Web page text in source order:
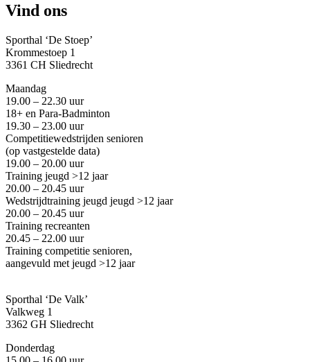
Vind ons
Sporthal ‘De Stoep’
Krommestoep 1
3361 CH Sliedrecht
Maandag
19.00 – 22.30 uur
18+ en Para-Badminton
19.30 – 23.00 uur
Competitiewedstrijden senioren
(op vastgestelde data)
19.00 – 20.00 uur
Training jeugd >12 jaar
20.00 – 20.45 uur
Wedstrijdtraining jeugd jeugd >12 jaar
20.00 – 20.45 uur
Training recreanten
20.45 – 22.00 uur
Training competitie senioren,
aangevuld met jeugd >12 jaar
Sporthal ‘De Valk’
Valkweg 1
3362 GH Sliedrecht
Donderdag